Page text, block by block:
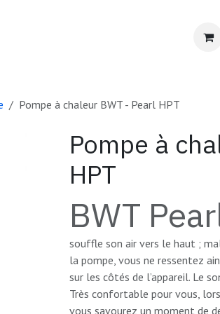
Contactez-nous
Pompe à chaleur BWT - Pearl HPT
Pompe à
HPT
BWT
souffle son air vers le haut ;
la pompe, vous ne ressentez
sur les côtés de l’appareil. Le
Très confortable pour vous,
vous savourez un moment de